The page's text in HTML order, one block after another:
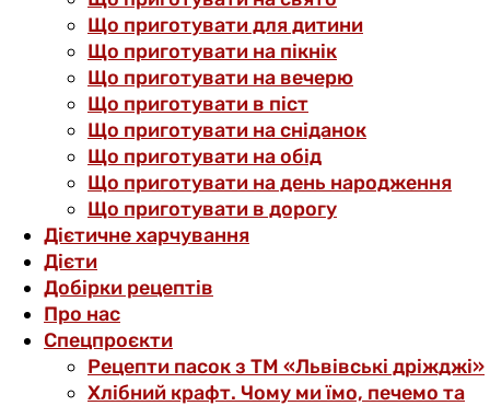
Що приготувати для дитини
Що приготувати на пікнік
Що приготувати на вечерю
Що приготувати в піст
Що приготувати на сніданок
Що приготувати на обід
Що приготувати на день народження
Що приготувати в дорогу
Дієтичне харчування
Дієти
Добірки рецептів
Про нас
Спецпроєкти
Рецепти пасок з ТМ «Львівські дріжджі»
Хлібний крафт. Чому ми їмо, печемо та